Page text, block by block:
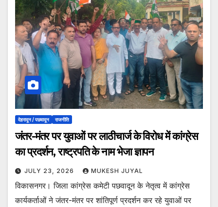
देहरादून / पछवादून राजनीति
जंतर-मंतर पर युवाओं पर लाठीचार्ज के विरोध में कांग्रेस
का प्रदर्शन, राष्ट्रपति के नाम भेजा ज्ञापन
JULY 23, 2026 MUKESH JUYAL
विकासनगर। जिला कांग्रेस कमेटी पछवादून के नेतृत्व में कांग्रेस
कार्यकर्ताओं ने जंतर-मंतर पर शांतिपूर्ण प्रदर्शन कर रहे युवाओं पर